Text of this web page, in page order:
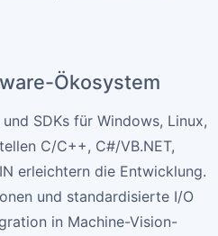
Ökosystem
SDKs für Windows, Linux,
C/C++, C#/VB.NET,
erleichtern die Entwicklung.
und standardisierte I/O
in Machine-Vision-